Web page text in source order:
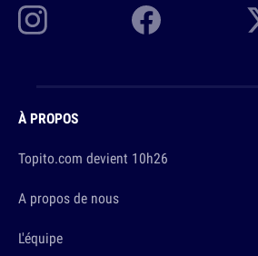
À PROPOS
Topito.com devient 10h26
A propos de nous
L'équipe